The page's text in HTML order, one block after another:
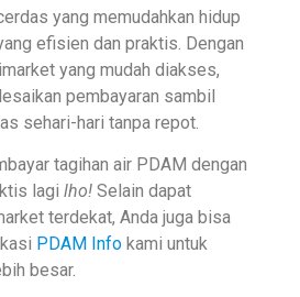
yang memudahkan hidup
efisien dan praktis. Dengan
yang mudah diakses,
pembayaran sambil
sehari-hari tanpa repot.
tagihan air PDAM dengan
lagi lho! Selain dapat
terdekat, Anda juga bisa
PDAM Info kami untuk
besar.